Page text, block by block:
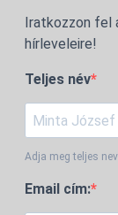
Iratkozzon fel
hírleveleire!
Teljes név
Adja meg teljes
Email cím: